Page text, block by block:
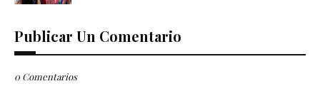
Publicar Un Comentario
0 Comentarios